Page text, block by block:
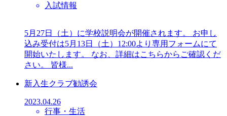
入試情報
5月27日（土）に学校説明会が開催されます。 お申し
込み受付は5月13日（土）12:00より専用フォームにて
開始いたします。 なお、詳細はこちらからご確認くだ
さい。 皆様...
新入生クラブ勧誘会
2023.04.26
行事・生活